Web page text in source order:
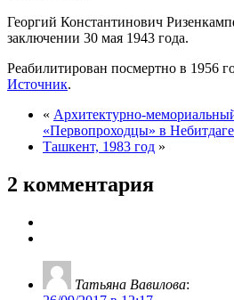
Георгий Константинович
заключении 30 мая 1943 года.
Реабилитирован посмертно в 1956
Источник.
« Архитектурно-
«Первопроходцы» в Небитдаге
Ташкент, 1983 год »
2 комментария
Татьяна Вавилова: